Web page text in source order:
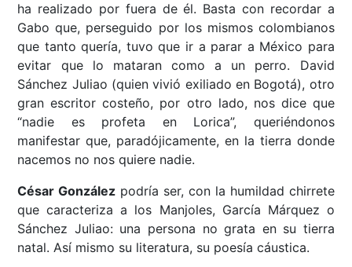
ha realizado por fuera de él. Basta con recordar a
Gabo que, perseguido por los mismos colombianos
que tanto quería, tuvo que ir a parar a México para
evitar que lo mataran como a un perro. David
Sánchez Juliao (quien vivió exiliado en Bogotá), otro
gran escritor costeño, por otro lado, nos dice que
“nadie es profeta en Lorica”, queriéndonos
manifestar que, paradójicamente, en la tierra donde
nacemos no nos quiere nadie.
César González podría ser, con la humildad chirrete
que caracteriza a los Manjoles, García Márquez o
Sánchez Juliao: una persona no grata en su tierra
natal. Así mismo su literatura, su poesía cáustica.